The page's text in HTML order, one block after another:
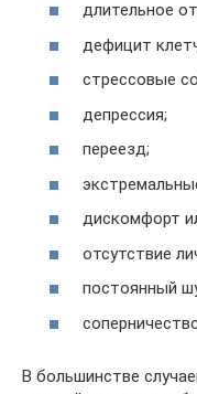
длительное
дефицит
стрессовые
депрессия;
переезд;
дискомфорт
отсутствие
постоянный
В большинстве